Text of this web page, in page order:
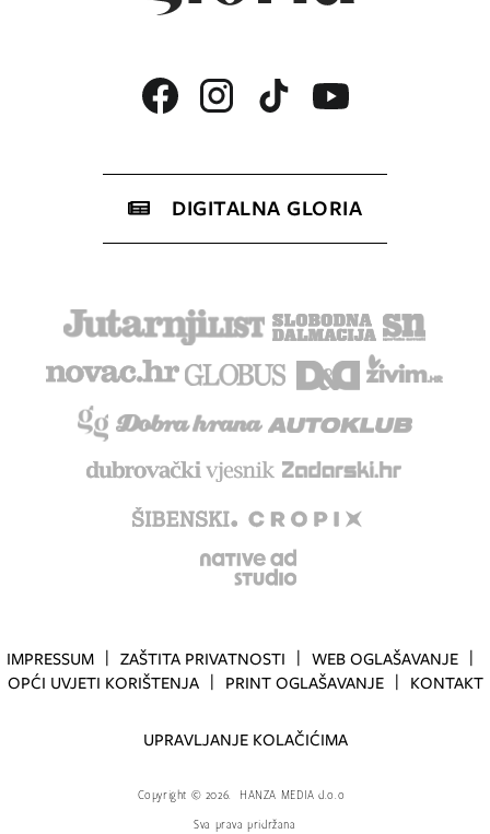
DIGITALNA GLORIA
IMPRESSUM ZAŠTITA PRIVATNOSTI
WEB OGLAŠAVANJE
OPĆI UVJETI KORIŠTENJA
PRINT OGLAŠAVANJE KONTAKT
UPRAVLJANJE KOLAČIĆIMA
Copyright © 2026.
HANZA MEDIA d.o.o
Sva prava pridržana